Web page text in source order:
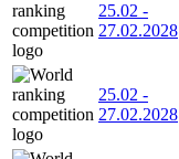
25.02 -
27.02.2028
25.02 -
27.02.2028